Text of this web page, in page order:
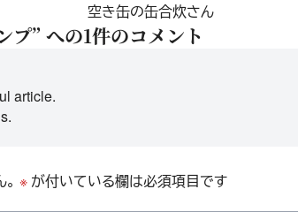
空き缶の缶合炊さん
プ” への1件のコメント
article.
※ が付いている欄は必須項目です